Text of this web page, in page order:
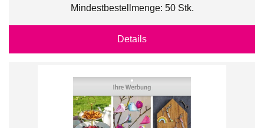
Mindestbestellmenge: 50 Stk.
Details